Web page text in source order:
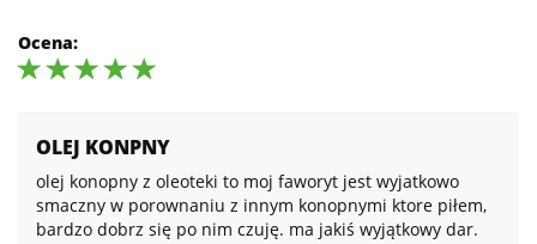
Ocena:
OLEJ KONPNY
olej konopny z oleoteki to moj faworyt jest wyjatkowo
smaczny w porownaniu z innym konopnymi ktore piłem,
bardzo dobrz się po nim czuję. ma jakiś wyjątkowy dar.